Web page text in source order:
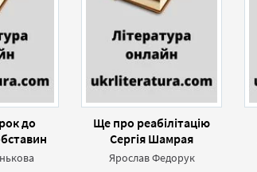
до
Ще про реабілітацію
Сергія Шамрая
Ярослав Федорук